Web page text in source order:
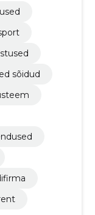
sõidud